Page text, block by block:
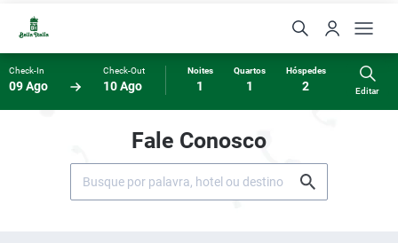
Check-In
09 Ago
Check-Out
10 Ago
Noites
1
Quartos
1
Hóspedes
2 Editar
Fale Conosco